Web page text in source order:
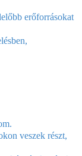
erőforrásokat
veszek részt,